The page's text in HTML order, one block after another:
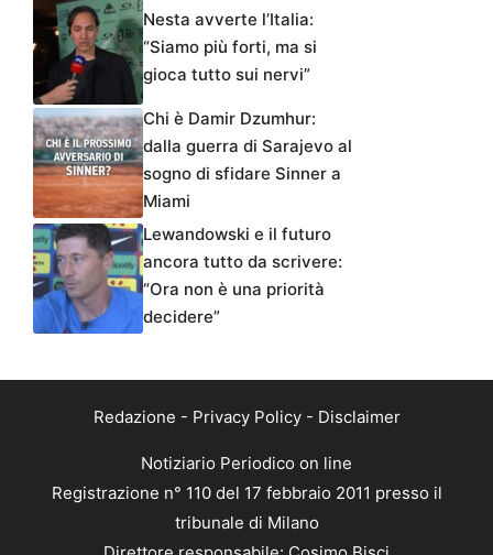
Nesta avverte l’Italia:
“Siamo più forti, ma si
gioca tutto sui nervi”
Chi è Damir Dzumhur:
dalla guerra di Sarajevo al
sogno di sfidare Sinner a
Miami
Lewandowski e il futuro
ancora tutto da scrivere:
“Ora non è una priorità
decidere”
Redazione - Privacy Policy- Disclaimer
Notiziario Periodico on line
Registrazione n° 110 del 17 febbraio 2011 presso il
tribunale di Milano